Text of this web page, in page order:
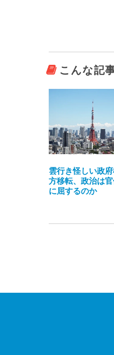
こんな記
雲行き怪しい政
方移転、政治は
に屈するのか